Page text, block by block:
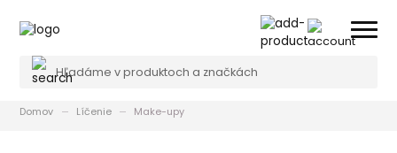
Domov Líčenie Make-upy